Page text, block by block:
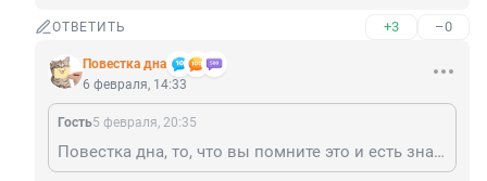
ОТВЕТИТЬ +3 –0
Повестка дна
6 февраля, 14:33
Гость5 февраля, 20:35
Повестка дна, то, что вы помните это и есть знание, географии например.